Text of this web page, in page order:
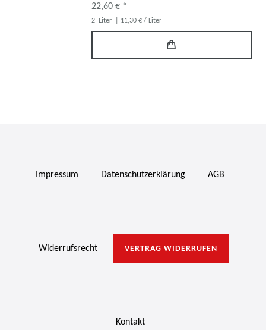
22,60 € *
2 Liter | 11,30 € / Liter
Impressum Daten­schutz­erklärung AGB
Widerrufs­recht VERTRAG WIDERRUFEN
Kontakt